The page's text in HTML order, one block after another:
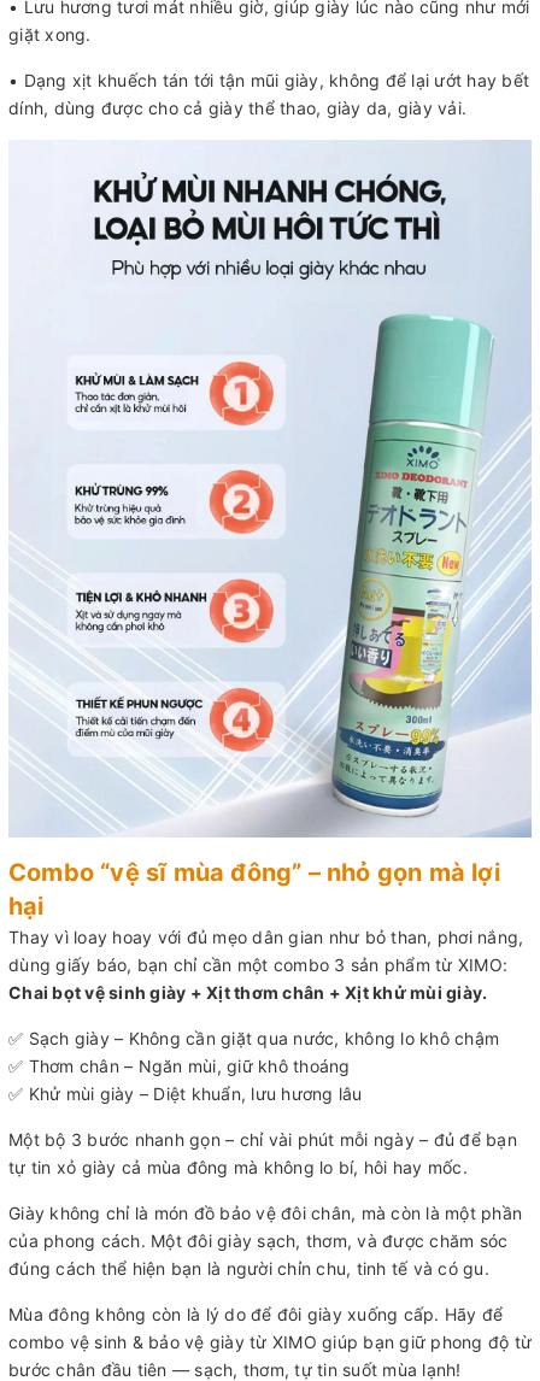
• Lưu hương tươi mát nhiều giờ, giúp giày lúc nào cũng như mới
giặt xong.
• Dạng xịt khuếch tán tới tận mũi giày, không để lại ướt hay bết
dính, dùng được cho cả giày thể thao, giày da, giày vải.
Combo “vệ sĩ mùa đông” – nhỏ gọn mà lợi
hại
Thay vì loay hoay với đủ mẹo dân gian như bỏ than, phơi nắng,
dùng giấy báo, bạn chỉ cần một combo 3 sản phẩm từ XIMO:
Chai bọt vệ sinh giày + Xịt thơm chân + Xịt khử mùi giày.
✅ Sạch giày – Không cần giặt qua nước, không lo khô chậm
✅ Thơm chân – Ngăn mùi, giữ khô thoáng
✅ Khử mùi giày – Diệt khuẩn, lưu hương lâu
Một bộ 3 bước nhanh gọn – chỉ vài phút mỗi ngày – đủ để bạn
tự tin xỏ giày cả mùa đông mà không lo bí, hôi hay mốc.
Giày không chỉ là món đồ bảo vệ đôi chân, mà còn là một phần
của phong cách. Một đôi giày sạch, thơm, và được chăm sóc
đúng cách thể hiện bạn là người chỉn chu, tinh tế và có gu.
Mùa đông không còn là lý do để đôi giày xuống cấp. Hãy để
combo vệ sinh & bảo vệ giày từ XIMO giúp bạn giữ phong độ từ
bước chân đầu tiên — sạch, thơm, tự tin suốt mùa lạnh!